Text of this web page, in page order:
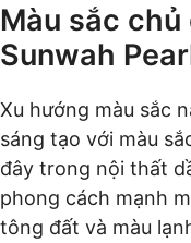
Màu sắc
Sunwah
Xu hướng màu sắc
sáng tạo với màu
đây trong nội thất
phong cách mạnh
tông đất và màu